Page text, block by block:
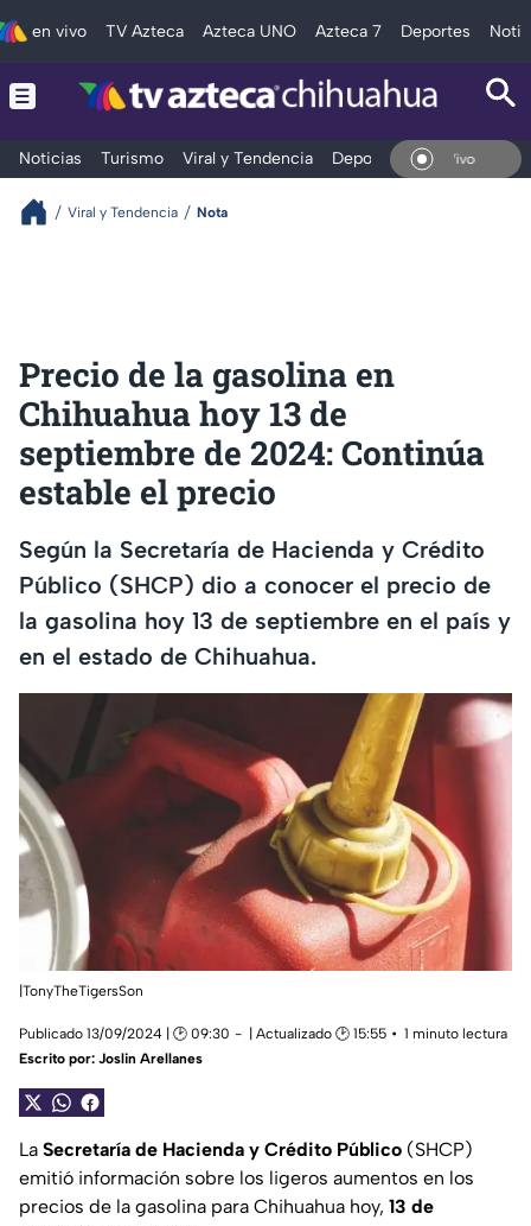
en vivo TV Azteca Azteca UNO Azteca 7 Deportes
Noticias Turismo Viral y Tendencia Deportes Espectáculos
En Vivo
Viral y Tendencia Nota
Precio de la gasolina en
Chihuahua hoy 13 de
septiembre de 2024: Continúa
estable el precio
Según la Secretaría de Hacienda y Crédito
Público (SHCP) dio a conocer el precio de
la gasolina hoy 13 de septiembre en el país y
en el estado de Chihuahua.
|TonyTheTigersSon
Publicado 13/09/2024 | 🕑 09:30 | Actualizado 🕑 15:55
1 minuto lectura
Escrito por: Joslin Arellanes
La Secretaría de Hacienda y Crédito Público (SHCP)
emitió información sobre los ligeros aumentos en los
precios de la gasolina para Chihuahua hoy, 13 de